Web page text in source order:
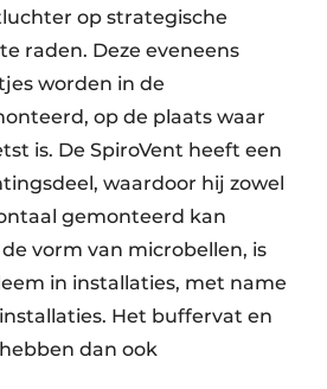
op strategische
raden. Deze eveneens
worden in de
op de plaats waar
is. De SpiroVent heeft een
waardoor hij zowel
gemonteerd kan
vorm van microbellen, is
in installaties, met name
Het buffervat en
dan ook